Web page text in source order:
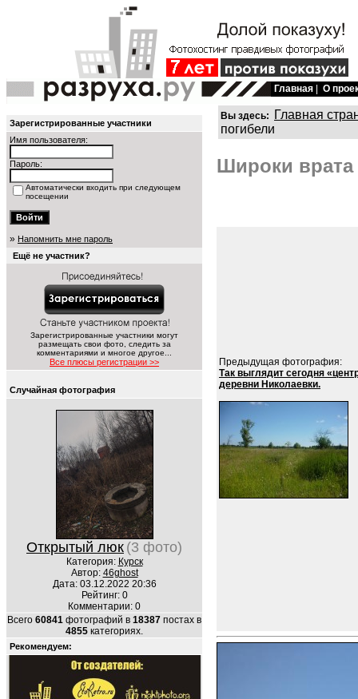
Главная О
Зарегистрированные участники
Имя пользователя:
Пароль:
Автоматически входить при следующем
посещении
» Напомнить мне пароль
Ещё не участник?
Зарегистрированные участники могут
размещать свои фото, следить за
комментариями и многое другое...
Все плюсы регистрации >>
Случайная фотография
Открытый люк (3 фото)
Категория: Курск
Автор: 46ghost
Дата: 03.12.2022 20:36
Рейтинг: 0
Комментарии: 0
Всего 60841 фотографий в 18387 постах в
4855 категориях.
Рекомендуем:
Вы здесь:
Главная
погибели
Широки врата
Предыдущая фотография:
Так выглядит сегодня
деревни Николаевки.